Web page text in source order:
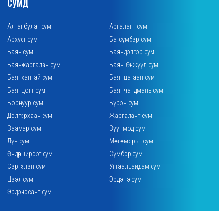
СУМД
Алтанбулаг сум
Аргалант сум
Архуст сум
Батсүмбэр сум
Баян сум
Баяндэлгэр сум
Баянжаргалан сум
Баян-Өнжүүл сум
Баянхангай сум
Баянцагаан сум
Баянцогт сум
Баянчандмань сум
Борнуур сум
Бүрэн сум
Дэлгэрхаан сум
Жаргалант сум
Заамар сум
Зуунмод сум
Лүн сум
Мөнгөнморьт сум
Өндөрширээт сум
Сүмбэр сум
Сэргэлэн сум
Угтаалцайдам сум
Цээл сум
Эрдэнэ сум
Эрдэнэсант сум